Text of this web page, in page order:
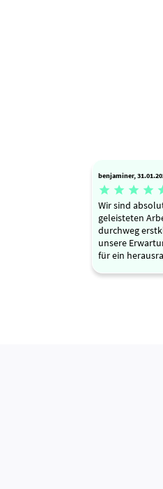
benjaminer,
   
Wir sind
geleisteten
durchweg
unsere
für ein